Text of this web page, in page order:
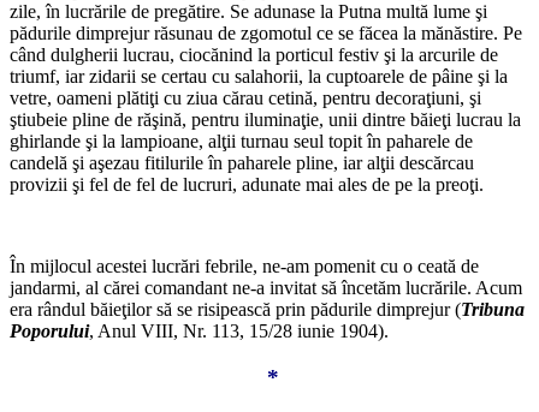
zile, în lucrările de pregătire. Se adunase la Putna multă lume şi
pădurile dimprejur răsunau de zgomotul ce se făcea la mănăstire. Pe
când dulgherii lucrau, ciocănind la porticul festiv şi la arcurile de
triumf, iar zidarii se certau cu salahorii, la cuptoarele de pâine şi la
vetre, oameni plătiţi cu ziua cărau cetină, pentru decoraţiuni, şi
ştiubeie pline de răşină, pentru iluminaţie, unii dintre băieţi lucrau la
ghirlande şi la lampioane, alţii turnau seul topit în paharele de
candelă şi aşezau fitilurile în paharele pline, iar alţii descărcau
provizii şi fel de fel de lucruri, adunate mai ales de pe la preoţi.
În mijlocul acestei lucrări febrile, ne-am pomenit cu o ceată de
jandarmi, al cărei comandant ne-a invitat să încetăm lucrările. Acum
era rândul băieţilor să se risipească prin pădurile dimprejur (Tribuna
Poporului, Anul VIII, Nr. 113, 15/28 iunie 1904).
*